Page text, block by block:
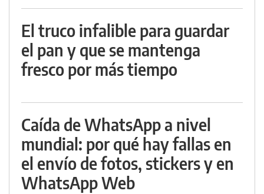
El truco infalible para guardar
el pan y que se mantenga
fresco por más tiempo
Caída de WhatsApp a nivel
mundial: por qué hay fallas en
el envío de fotos, stickers y en
WhatsApp Web